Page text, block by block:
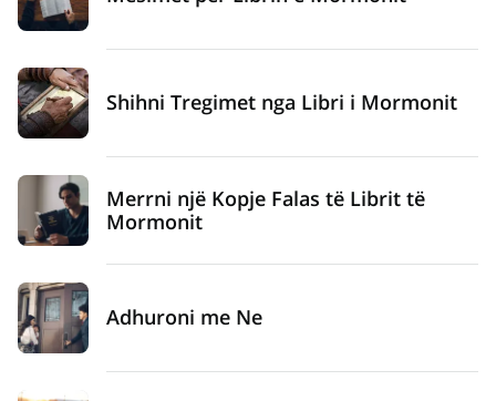
Shihni Tregimet nga Libri i Mormonit
Merrni një Kopje Falas të Librit të
Mormonit
Adhuroni me Ne